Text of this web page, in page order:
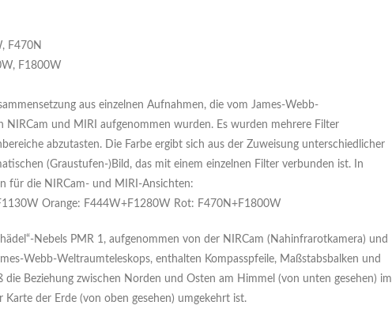
F470N
F1800W
aus einzelnen Aufnahmen, die vom James-Webb-
und MIRI aufgenommen wurden. Es wurden mehrere Filter
abzutasten. Die Farbe ergibt sich aus der Zuweisung unterschiedlicher
(Graustufen-)Bild, das mit einem einzelnen Filter verbunden ist. In
für die NIRCam- und MIRI-Ansichten:
Orange: F444W+F1280W Rot: F470N+F1800W
Nebels PMR 1, aufgenommen von der NIRCam (Nahinfrarotkamera) und
Webb-Weltraumteleskops, enthalten Kompasspfeile, Maßstabsbalken und
die Beziehung zwischen Norden und Osten am Himmel (von unten gesehen) im
der Erde (von oben gesehen) umgekehrt ist.